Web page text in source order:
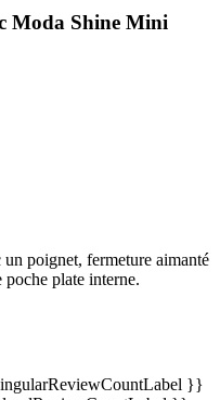
Moda Shine Mini
un poignet, fermeture aimanté
plate interne.
}}